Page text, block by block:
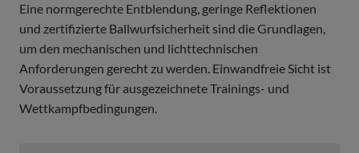
Eine normgerechte Entblendung, geringe Reflektionen
und zertifizierte Ballwurfsicherheit sind die Grundlagen,
um den mechanischen und lichttechnischen
Anforderungen gerecht zu werden. Einwandfreie Sicht ist
Voraussetzung für ausgezeich­nete Trainings- und
Wettkampfbedingungen.